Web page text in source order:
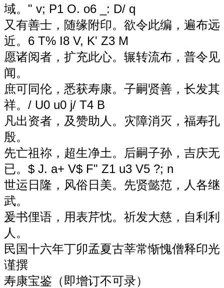
域。 " v; P1 O. o6 _: D/ q
又有善士，随缘附印。欲令此编，遍布远
近。 6 T% I8 V, K' Z3 M
愿诸阅者，扩充此心。辗转流布，普令见
闻。
庶可同伦，悉获寿康。子嗣贤善，长发其
祥。 / U0 u0 j/ T4 B
凡出资者，及赞助人。灾障消灭，福寿孔
殷。
先亡祖祢，超生净土。后嗣子孙，吉庆无
已。 $ J. a+ V$ F" Z1 u3 V5 ?; n
世运日隆，风俗日美。先贤懿范，人各继
武。
爰书俚语，用表芹忱。祈发大慈，自利利
人。
民国十六年丁卯孟夏古莘常惭愧僧释印光
谨撰
寿康宝鉴（即增订不可录）